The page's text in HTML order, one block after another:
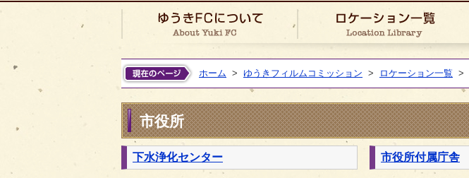
ゆうきFCについて
ホーム > ゆうきフィルムコミッション > ロケーション一覧 >
市役所
下水浄化センター 市役所付属庁舎